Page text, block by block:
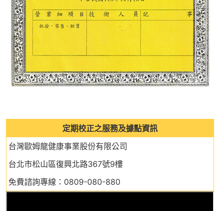
定期校正之服務及據點資訊
台灣歐姆龍健康事業股份有限公司
台北市松山區復興北路367號9樓
免費諮詢專線：0809-080-880